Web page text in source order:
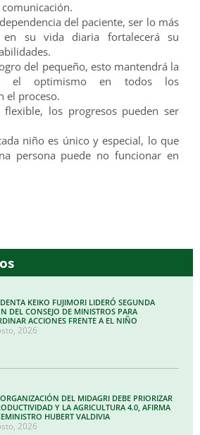
del paciente, ser lo más
en su vida diaria fortalecerá su
del pequeño, esto mantendrá la
el optimismo en todos los
el proceso.
flexible, los progresos pueden ser
niño es único y especial, lo que
persona puede no funcionar en
KEIKO FUJIMORI LIDERÓ SEGUNDA
DEL CONSEJO DE MINISTROS PARA
ACCIONES FRENTE A EL NIÑO
2026
DEL MIDAGRI DEBE PRIORIZAR
Y LA AGRICULTURA 4.0, AFIRMA
HUBERT VALDIVIA
2026